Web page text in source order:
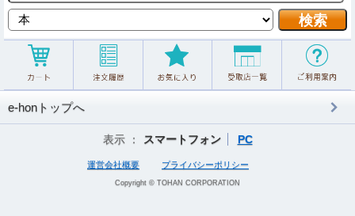
e-honトップへ
表示 ： スマートフォン PC
運営会社概要 プライバシーポリシー
Copyright © TOHAN CORPORATION